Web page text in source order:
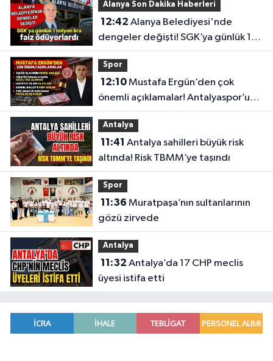
oğlunda
Alanya Son Dakika Haberleri
12:42
dengeler değişti! SGK’ya günlük 1
milyon lira faiz ödüyorlardı
Spor
12:10Mustafa Ergün’den çok
önemli açıklamalar! Antalyaspor’un
merak edilenlerini anlattı
Antalya
11:41
altında! Risk TBMM’ye taşındı
Spor
11:36
gözü zirvede
Antalya
11:32
üyesi istifa etti